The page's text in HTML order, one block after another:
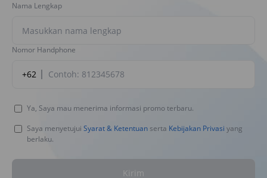
Nama Lengkap
Nomor Handphone
+62
Ya, Saya mau menerima informasi promo terbaru.
Saya menyetujui Syarat & Ketentuan serta Kebijakan Privasi yang
berlaku.
Kirim